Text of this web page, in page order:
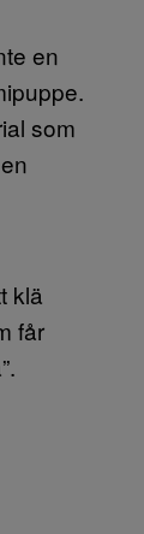
en
som
klä
får